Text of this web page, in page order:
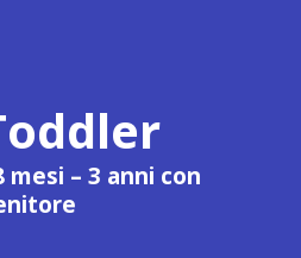
mesi – 3 anni con